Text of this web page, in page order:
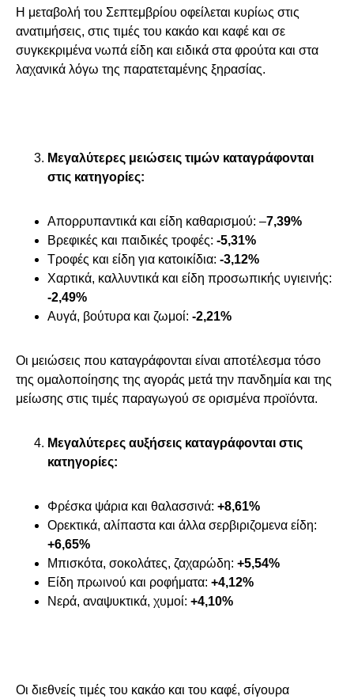
Η μεταβολή του Σεπτεμβρίου οφείλεται κυρίως στις
ανατιμήσεις, στις τιμές του κακάο και καφέ και σε
συγκεκριμένα νωπά είδη και ειδικά στα φρούτα και στα
λαχανικά λόγω της παρατεταμένης ξηρασίας.
Μεγαλύτερες μειώσεις τιμών καταγράφονται
στις κατηγορίες:
Απορρυπαντικά και είδη καθαρισμού: –7,39%
Βρεφικές και παιδικές τροφές: -5,31%
Τροφές και είδη για κατοικίδια: -3,12%
Χαρτικά, καλλυντικά και είδη προσωπικής υγιεινής:
-2,49%
Αυγά, βούτυρα και ζωμοί: -2,21%
Οι μειώσεις που καταγράφονται είναι αποτέλεσμα τόσο
της ομαλοποίησης της αγοράς μετά την πανδημία και της
μείωσης στις τιμές παραγωγού σε ορισμένα προϊόντα.
Μεγαλύτερες αυξήσεις καταγράφονται στις
κατηγορίες:
Φρέσκα ψάρια και θαλασσινά: +8,61%
Ορεκτικά, αλίπαστα και άλλα σερβιριζομενα είδη:
+6,65%
Μπισκότα, σοκολάτες, ζαχαρώδη: +5,54%
Είδη πρωινού και ροφήματα: +4,12%
Νερά, αναψυκτικά, χυμοί: +4,10%
Οι διεθνείς τιμές του κακάο και του καφέ, σίγουρα